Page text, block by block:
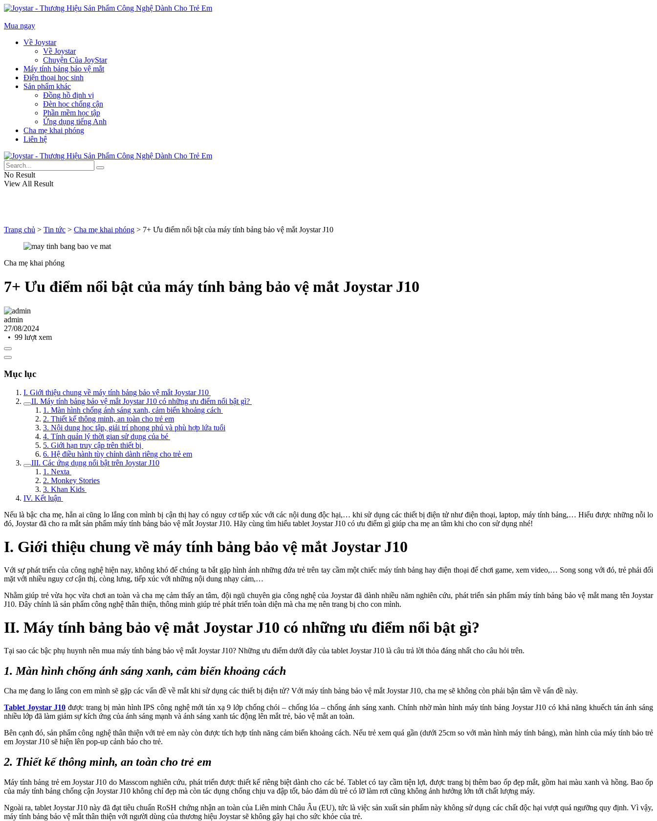
Mua ngay
Về Joystar
Về Joystar
Chuyện Của JoyStar
Máy tính bảng bảo vệ mắt
Điện thoại học sinh
Sản phẩm khác
Đồng hồ định vị
Đèn học chống cận
Phần mềm học tập
Ứng dụng tiếng Anh
Cha mẹ khai phóng
Liên hệ
No Result
View All Result
Trang chủ > Tin tức > Cha mẹ khai phóng > 7+ Ưu điểm nổi bật của máy tính bảng bảo vệ mắt Joystar J10
Cha mẹ khai phóng
7+ Ưu điểm nổi bật của máy tính bảng bảo vệ mắt Joystar J10
admin
27/08/2024
• 99 lượt xem
Mục lục
I. Giới thiệu chung về máy tính bảng bảo vệ mắt Joystar J10
II. Máy tính bảng bảo vệ mắt Joystar J10 có những ưu điểm nổi bật gì?
1. Màn hình chống ánh sáng xanh, cảm biến khoảng cách
2. Thiết kế thông minh, an toàn cho trẻ em
3. Nội dung học tập, giải trí phong phú và phù hợp lứa tuổi
4. Tính quản lý thời gian sử dụng của bé
5. Giới hạn truy cập trên thiết bị
6. Hệ điều hành tùy chỉnh dành riêng cho trẻ em
III. Các ứng dụng nổi bật trên Joystar J10
1. Nexta
2. Monkey Stories
3. Khan Kids
IV. Kết luận
Nếu là bậc cha mẹ, hẳn ai cũng lo lắng con mình bị cận thị hay có nguy cơ tiếp xúc với các nội dung độc hại,… khi sử dụng các thiết bị điện tử như điện thoại, laptop, máy tính bảng,… Hiểu được những nỗi lo
đó, Joystar đã cho ra mắt sản phẩm máy tính bảng bảo vệ mắt Joystar J10. Hãy cùng tìm hiểu tablet Joystar J10 có ưu điểm gì giúp cha mẹ an tâm khi cho con sử dụng nhé!
I. Giới thiệu chung về máy tính bảng bảo vệ mắt Joystar J10
Với sự phát triển của công nghệ hiện nay, không khó để chúng ta bắt gặp hình ảnh những đứa trẻ trên tay cầm một chiếc máy tính bảng hay điện thoại để chơi game, xem video,… Song song với đó, trẻ phải đối
mặt với nhiều nguy cơ cận thị, còng lưng, tiếp xúc với những nội dung nhạy cảm,…
Nhằm giúp trẻ vừa học vừa chơi an toàn và cha mẹ cảm thấy an tâm, đội ngũ chuyên gia công nghệ của Joystar đã dành nhiều năm nghiên cứu, phát triển sản phẩm máy tính bảng bảo vệ mắt mang tên Joystar
J10. Đây chính là sản phẩm công nghệ thân thiện, thông minh giúp trẻ phát triển toàn diện mà cha mẹ nên trang bị cho con mình.
II. Máy tính bảng bảo vệ mắt Joystar J10 có những ưu điểm nổi bật gì?
Tại sao các bậc phụ huynh nên mua máy tính bảng bảo vệ mắt Joystar J10? Những ưu điểm dưới đây của tablet Joystar J10 là câu trả lời thỏa đáng nhất cho câu hỏi trên.
1. Màn hình chống ánh sáng xanh, cảm biến khoảng cách
Cha mẹ đang lo lắng con em mình sẽ gặp các vấn đề về mắt khi sử dụng các thiết bị điện tử? Với máy tính bảng bảo vệ mắt Joystar J10, cha mẹ sẽ không còn phải bận tâm về vấn đề này.
Tablet Joystar J10 được trang bị màn hình IPS công nghệ mới tán xạ 9 lớp chống chói – chống lóa – chống ánh sáng xanh. Chính nhờ màn hình máy tính bảng Joystar J10 có khả năng khuếch tán ánh sáng
nhiều lớp đã làm giảm sự kích ứng của ánh sáng mạnh và ánh sáng xanh tác động lên mắt trẻ, bảo vệ mắt an toàn.
Bên cạnh đó, sản phẩm công nghệ thân thiện với trẻ em này còn được tích hợp tính năng cảm biến khoảng cách. Nếu trẻ xem quá gần (dưới 25cm so với màn hình máy tính bảng), màn hình của máy tính bảo trẻ
em Joystar J10 sẽ hiện lên pop-up cảnh báo cho trẻ.
2. Thiết kế thông minh, an toàn cho trẻ em
Máy tính bảng trẻ em Joystar J10 do Masscom nghiên cứu, phát triển được thiết kế riêng biệt dành cho các bé. Tablet có tay cầm tiện lợi, được trang bị thêm bao ốp đẹp mắt, gồm hai màu xanh và hồng. Bao ốp
của máy tính bảng chống cận Joystar J10 không chỉ đẹp mà còn tác dụng chống chịu va đập tốt, bảo đảm dù trẻ có lỡ làm rơi cũng không ảnh hưởng lớn tới chất lượng máy.
Ngoài ra, tablet Joystar J10 này đã đạt tiêu chuẩn RoSH chứng nhận an toàn của Liên minh Châu Âu (EU), tức là việc sản xuất sản phẩm này không sử dụng các chất độc hại vượt quá ngưỡng quy định. Vì vậy,
máy tính bảng bảo vệ mắt thân thiện với người dùng của thương hiệu Joystar sẽ không gây hại cho sức khỏe của trẻ.